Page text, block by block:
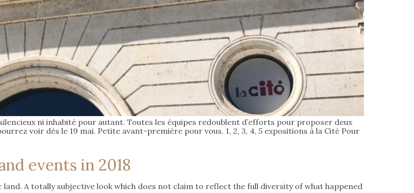
ni inhabité pour autant. Toutes les équipes redoublent d’efforts pour proposer deux
voir dès le 19 mai. Petite avant-première pour vous. 1, 2, 3, 4, 5 expositions à la Cité Pour
events in 2018
A totally subjective look which does not claim to reflect the full diversity of what happened